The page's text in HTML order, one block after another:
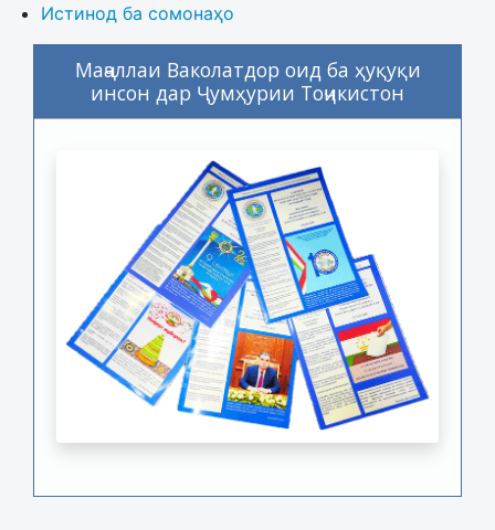
Истинод ба сомонаҳо
Маҷаллаи Ваколатдор оид ба ҳуқуқи
инсон дар Ҷумҳурии Тоҷикистон